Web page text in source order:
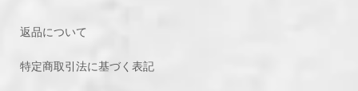
返品について
特定商取引法に基づく表記